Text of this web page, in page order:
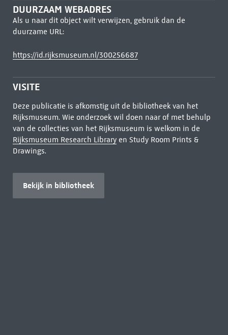
DUURZAAM WEBADRES
Als u naar dit object wilt verwijzen, gebruik dan de
duurzame URL:
https://id.rijksmuseum.nl/300256687
VISITE
Deze publicatie is afkomstig uit de bibliotheek van het
Rijksmuseum. Wie onderzoek wil doen naar of met behulp
van de collecties van het Rijksmuseum is welkom in de
Rijksmuseum Research Libraryen Study Room Prints &
Drawings.
Bekijk in bibliotheek